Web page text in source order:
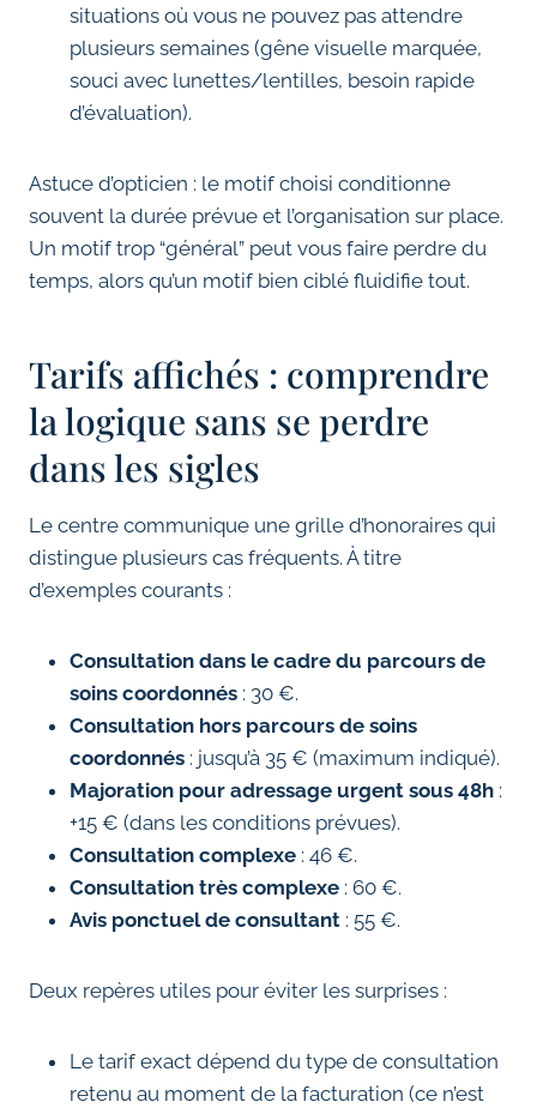
situations où vous ne pouvez pas attendre
plusieurs semaines (gêne visuelle marquée,
souci avec lunettes/lentilles, besoin rapide
d’évaluation).
Astuce d’opticien : le motif choisi conditionne
souvent la durée prévue et l’organisation sur place.
Un motif trop “général” peut vous faire perdre du
temps, alors qu’un motif bien ciblé fluidifie tout.
Tarifs affichés : comprendre
la logique sans se perdre
dans les sigles
Le centre communique une grille d’honoraires qui
distingue plusieurs cas fréquents. À titre
d’exemples courants :
Consultation dans le cadre du parcours de
soins coordonnés : 30 €.
Consultation hors parcours de soins
coordonnés : jusqu’à 35 € (maximum indiqué).
Majoration pour adressage urgent sous 48h :
+15 € (dans les conditions prévues).
Consultation complexe : 46 €.
Consultation très complexe : 60 €.
Avis ponctuel de consultant : 55 €.
Deux repères utiles pour éviter les surprises :
Le tarif exact dépend du type de consultation
retenu au moment de la facturation (ce n’est